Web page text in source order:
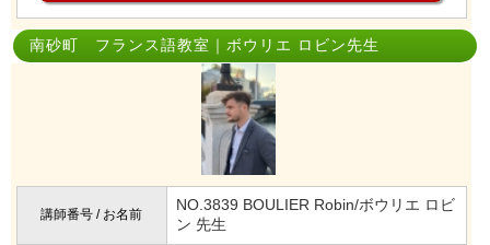
南砂町 フランス語教室｜ボウリエ ロビン先生
講師番号 / お名前
NO.3839 BOULIER Robin/ボウリエ ロビ
ン 先生